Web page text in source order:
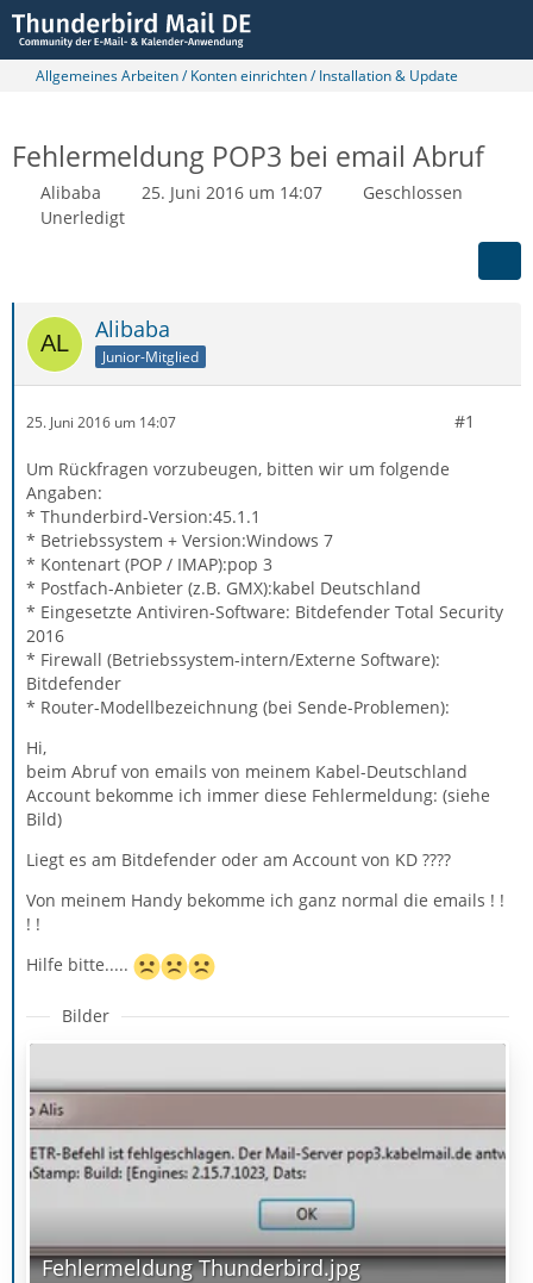
Allgemeines Arbeiten / Konten einrichten / Installation & Update
Fehlermeldung POP3 bei email Abruf
Alibaba 25. Juni 2016 um 14:07
Geschlossen
Unerledigt
Alibaba
Junior-Mitglied
25. Juni 2016 um 14:07 #1
Um Rückfragen vorzubeugen, bitten wir um folgende
Angaben:
* Thunderbird-Version:45.1.1
* Betriebssystem + Version:Windows 7
* Kontenart (POP / IMAP):pop 3
* Postfach-Anbieter (z.B. GMX):kabel Deutschland
* Eingesetzte Antiviren-Software: Bitdefender Total Security
2016
* Firewall (Betriebssystem-intern/Externe Software):
Bitdefender
* Router-Modellbezeichnung (bei Sende-Problemen):
Hi,
beim Abruf von emails von meinem Kabel-Deutschland
Account bekomme ich immer diese Fehlermeldung: (siehe
Bild)
Liegt es am Bitdefender oder am Account von KD ????
Von meinem Handy bekomme ich ganz normal die emails ! !
! !
Hilfe bitte.....
Bilder
Fehlermeldung Thunderbird.jpg